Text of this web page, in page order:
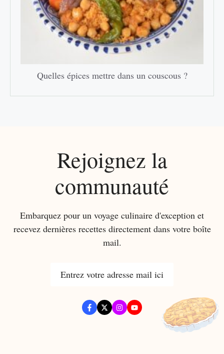
Quelles épices mettre dans un couscous ?
Rejoignez la
communauté
Embarquez pour un voyage culinaire d'exception et
recevez dernières recettes directement dans votre boîte
mail.
Entrez votre adresse mail ici